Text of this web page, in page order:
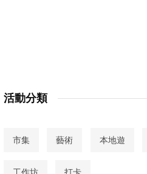
活動分類
市集 藝術 本地遊